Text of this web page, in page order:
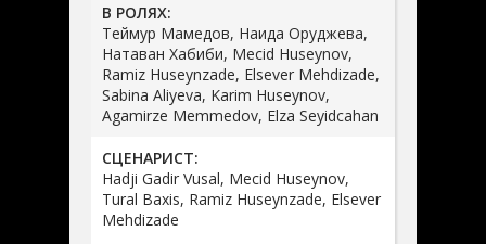
В РОЛЯХ:
Теймур Мамедов, Наида Оруджева,
Натаван Хабиби, Mecid Huseynov,
Ramiz Huseynzade, Elsever Mehdizade,
Sabina Aliyeva, Karim Huseynov,
Agamirze Memmedov, Elza Seyidcahan
СЦЕНАРИСТ:
Hadji Gadir Vusal, Mecid Huseynov,
Tural Baxis, Ramiz Huseynzade, Elsever
Mehdizade